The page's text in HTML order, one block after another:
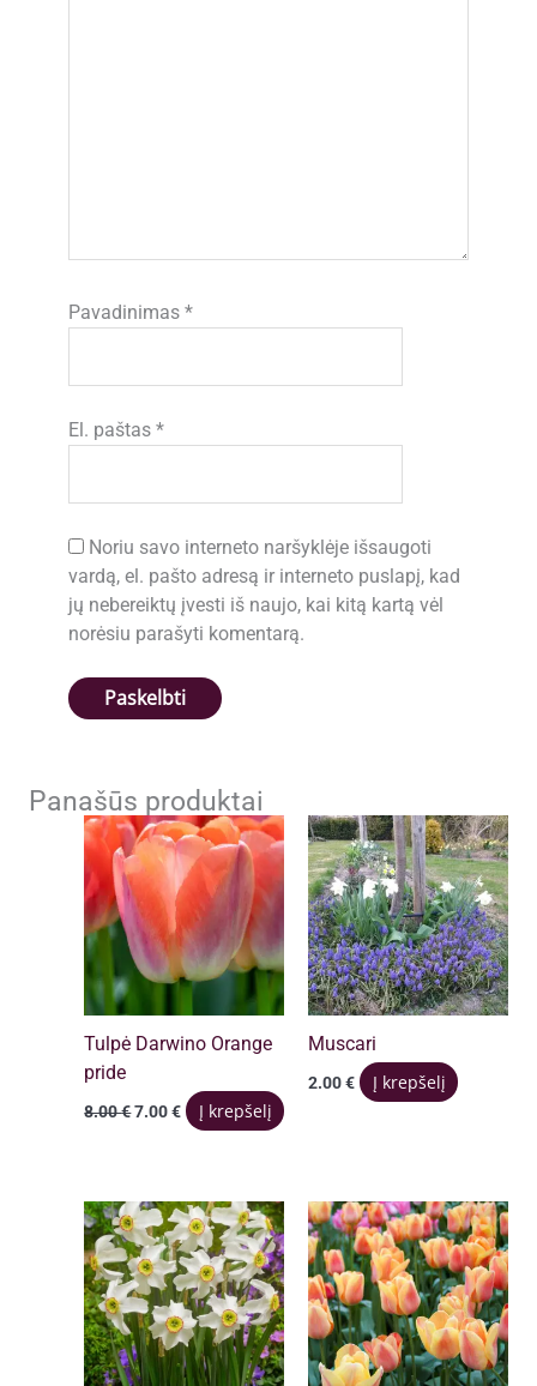
Pavadinimas*
El. paštas*
Noriu savo interneto naršyklėje išsaugoti
vardą, el. pašto adresą ir interneto puslapį, kad
jų nebereiktų įvesti iš naujo, kai kitą kartą vėl
norėsiu parašyti komentarą.
Panašūs produktai
Tulpė Darwino Orange
pride
8.00€Original
7.00€Current
price
Į krepšelį
Muscari
2.00€ Į krepšelį